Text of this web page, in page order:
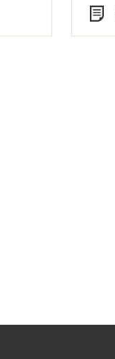
Tid
Typ